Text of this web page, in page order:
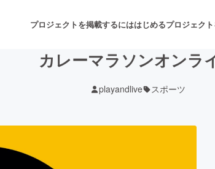
プロジェクトを掲載するにははじめるプロジェク
音楽 舞台・
カレーマラソンオンラ
playandlive スポーツ